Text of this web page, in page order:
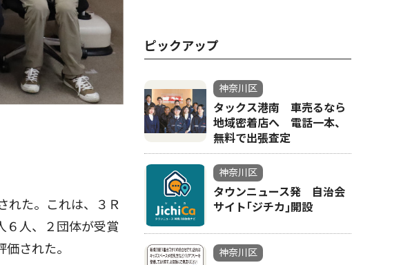
れた。これは、３Ｒ
６人、２団体が受賞
された。
ピックアップ
神奈川区
タックス港南 車売るなら
地域密着店へ 電話一本、
無料で出張査定
神奈川区
タウンニュース発 自治会
サイト｢ジチカ｣開設
神奈川区